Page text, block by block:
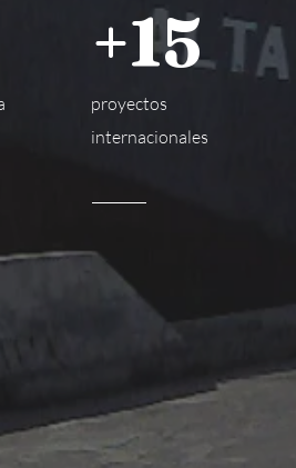
+15
proyectos
internacionales